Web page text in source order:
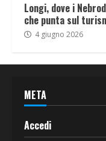
Longi, dove i
che punta sul
4 giugno 2026
META
Accedi